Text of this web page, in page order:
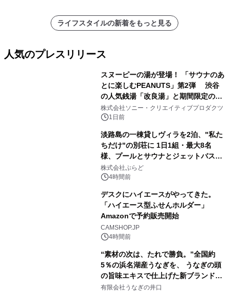
ライフスタイルの新着をもっと見る
人気のプレスリリース
スヌーピーの湯が登場！ 「サウナのあ
とに楽しむPEANUTS」第2弾 渋谷
の人気銭湯「改良湯」と期間限定のコ
ラボレーション サウナイキタイコラ
ボグッズも発売決定！
株式会社ソニー・クリエイティブプロダクツ
1日前
淡路島の一棟貸しヴィラを2泊、"私た
ちだけ"の別荘に 1日1組・最大8名
様、プールとサウナとジェットバス付
きで Villa Mon Temps AWAJIの連泊
素泊りプラン
株式会社ぷらど
4時間前
デスクにハイエースがやってきた。
「ハイエース型ふせんホルダー」
Amazonで予約販売開始
CAMSHOP.JP
4時間前
“素材の次は、たれで勝負。”全国約
5％の浜名湖産うなぎを、 うなぎの頭
の旨味エキスで仕上げた新ブランド
「井口の誉」誕生
有限会社うなぎの井口